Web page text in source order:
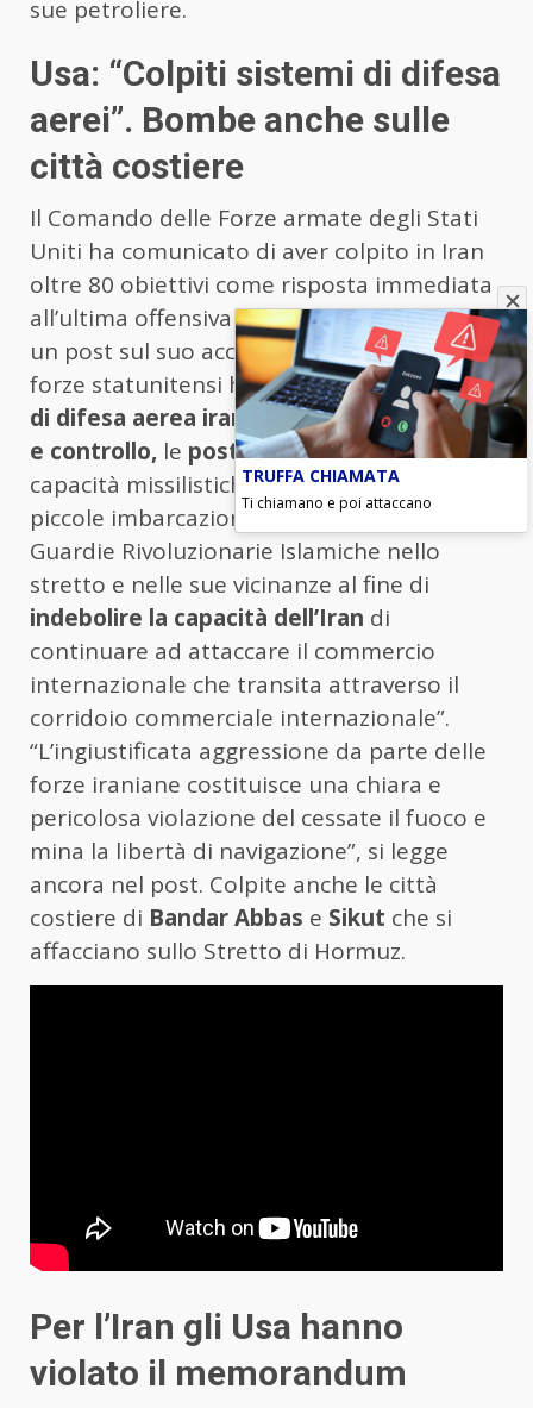
sue petroliere.
Usa: “Colpiti sistemi di difesa
aerei”. Bombe anche sulle
città costiere
Il Comando delle Forze armate degli Stati
Uniti ha comunicato di aver colpito in Iran
oltre 80 obiettivi come risposta immediata
all’ultima offensiva iraniana. Il Centcom, in
un post sul suo account X ha scritto che “le
forze statunitensi hanno colpito i sistemi
di difesa aerea iraniani,
lereti di comando
e controllo, le postazioni radar costiere,le
capacità missilistiche antinave e oltre 60
piccole imbarcazioni del Corpo delle
Guardie Rivoluzionarie Islamiche nello
stretto e nelle sue vicinanze al fine di
indebolire la capacità dell’Iran di
continuare ad attaccare il commercio
internazionale che transita attraverso il
corridoio commerciale internazionale”.
“L’ingiustificata aggressione da parte delle
forze iraniane costituisce una chiara e
pericolosa violazione del cessate il fuoco e
mina la libertà di navigazione”, si legge
ancora nel post. Colpite anche le città
costiere di Bandar Abbas e Sikut che si
affacciano sullo Stretto di Hormuz.
Per l’Iran gli Usa hanno
violato il memorandum
TRUFFA CHIAMATA
Ti chiamano e poi attaccano